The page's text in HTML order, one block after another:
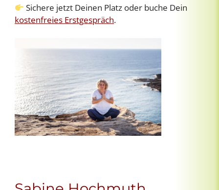
Sichere jetzt Deinen Platz oder buche Dein
kostenfreies Erstgespräch.